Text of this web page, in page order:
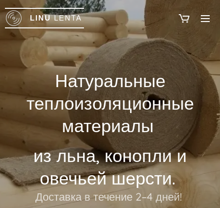
LINULENTA
Натуральные
теплоизоляционные
материалы
из льна, конопли и
овечьей шерсти.
Доставка в течение 2–4 дней!